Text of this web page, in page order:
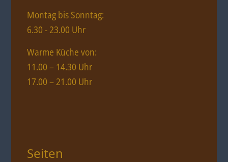
Montag bis Sonntag:
6.30 - 23.00 Uhr
Warme Küche von:
11.00 – 14.30 Uhr
17.00 – 21.00 Uhr
Seiten